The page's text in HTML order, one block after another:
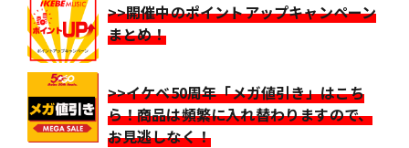
>>開催中のポイントアップキャンペーン
まとめ！
>>イケベ50周年「メガ値引き」はこち
ら！商品は頻繁に入れ替わりますので、
お見逃しなく！